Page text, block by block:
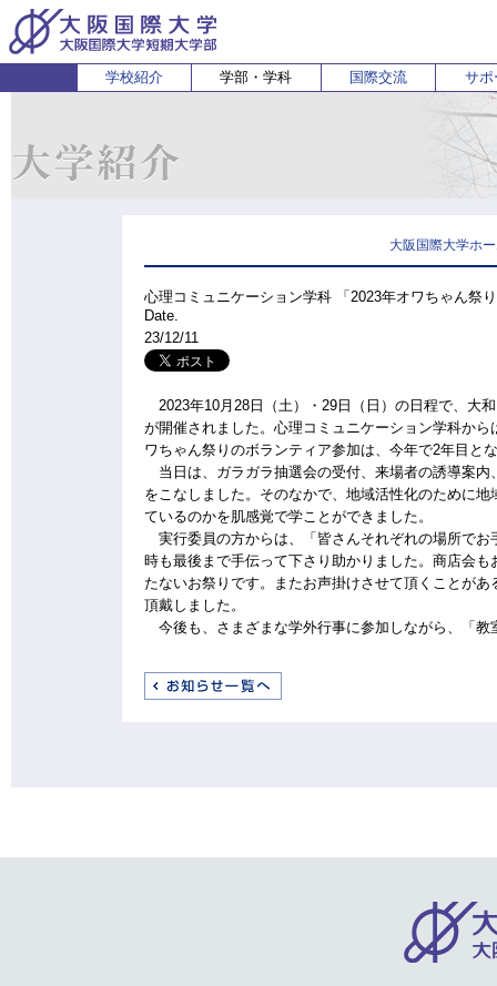
学校紹介 学部・学科
経営学科 国際
国際交流 サポ
卒業生
English
大阪国際大学ホ
心理コミュニケーション学科 「2023年オワちゃん祭
Date.
23/12/11
2023年10月28日（土）・29日（日）の日程で、大
が開催されました。心理コミュニケーション学科か
ワちゃん祭りのボランティア参加は、今年で2年目と
当日は、ガラガラ抽選会の受付、来場者の誘導案内
をこなしました。そのなかで、地域活性化のために
ているのかを肌感覚で学ことができました。
実行委員の方からは、「皆さんそれぞれの場所でお
時も最後まで手伝って下さり助かりました。商店会
たないお祭りです。またお声掛けさせて頂くことが
頂戴しました。
今後も、さまざまな学外行事に参加しながら、「教